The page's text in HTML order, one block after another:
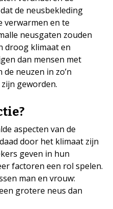
de neusbekleding
verwarmen en te
neusgaten zouden
droog klimaat en
dan mensen met
neuzen in zo’n
geworden.
aspecten van de
door het klimaat zijn
geven in hun
factoren een rol spelen.
man en vrouw:
grotere neus dan